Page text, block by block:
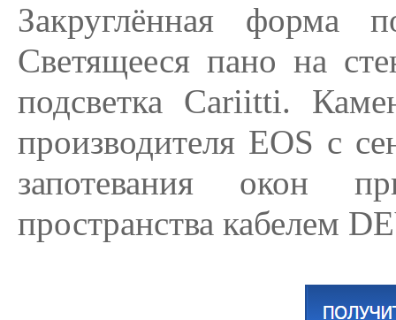
Закруглённая форма
Светящееся пано на
подсветка Cariitti.
производителя EOS с
запотевания окон
пространства кабелем